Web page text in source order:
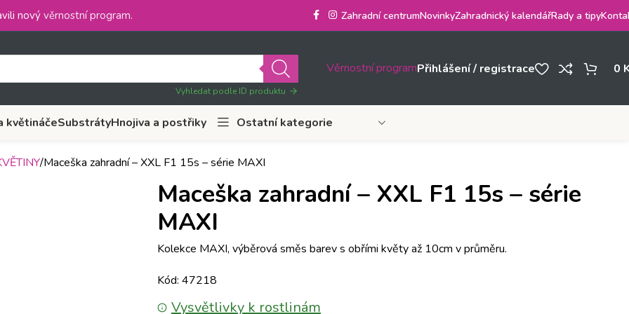
nový věrnostní program. Zahradní centrumNovinkyZahradnický kalendářRady a tipy
Vyhledat podle ID produktu
Věrnostní programPřihlášení / registrace 0
květináčeSubstrátyHnojiva a postřiky Ostatní kategorie
Maceška zahradní – XXL F1 15s – série MAXI
Maceška zahradní – XXL F1 15s – série
MAXI
Kolekce MAXI, výběrová směs barev s obřími květy až 10cm v průměru.
Kód: 47218
Vysvětlivky k rostlinám